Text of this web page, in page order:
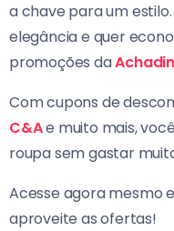
a chave para um
elegância e quer
promoções da
Com cupons de
C&Ae muito mais,
roupa sem gastar
Acesse agora mesmo
aproveite as ofertas!